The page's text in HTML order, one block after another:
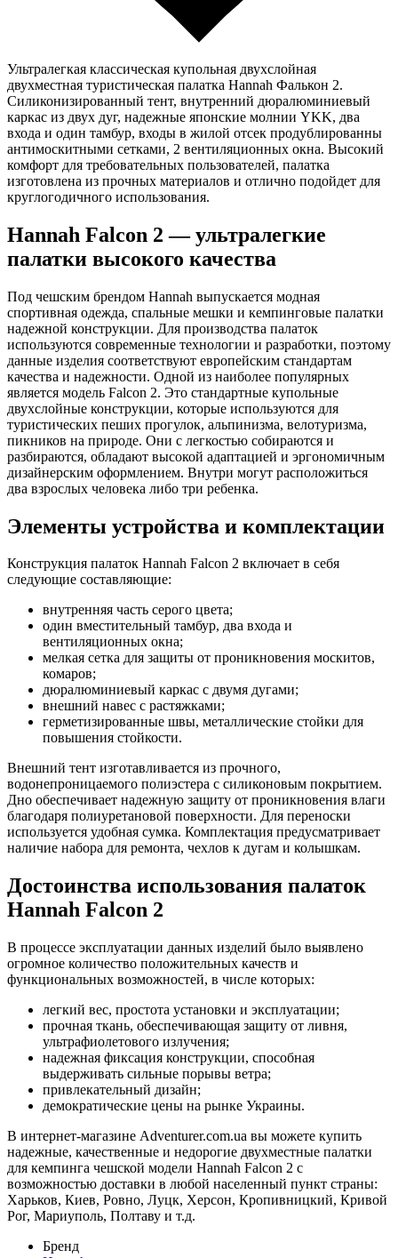
Ультралегкая классическая купольная двухслойная
двухместная туристическая палатка Hannah Фалькон 2.
Силиконизированный тент, внутренний дюралюминиевый
каркас из двух дуг, надежные японские молнии YKK, два
входа и один тамбур, входы в жилой отсек продублированны
антимоскитными сетками, 2 вентиляционных окна. Высокий
комфорт для требовательных пользователей, палатка
изготовлена из прочных материалов и отлично подойдет для
круглогодичного использования.
Hannah Falcon 2 — ультралегкие
палатки высокого качества
Под чешским брендом Hannah выпускается модная
спортивная одежда, спальные мешки и кемпинговые палатки
надежной конструкции. Для производства палаток
используются современные технологии и разработки, поэтому
данные изделия соответствуют европейским стандартам
качества и надежности. Одной из наиболее популярных
является модель Falcon 2. Это стандартные купольные
двухслойные конструкции, которые используются для
туристических пеших прогулок, альпинизма, велотуризма,
пикников на природе. Они с легкостью собираются и
разбираются, обладают высокой адаптацией и эргономичным
дизайнерским оформлением. Внутри могут расположиться
два взрослых человека либо три ребенка.
Элементы устройства и комплектации
Конструкция палаток Hannah Falcon 2 включает в себя
следующие составляющие:
внутренняя часть серого цвета;
один вместительный тамбур, два входа и
вентиляционных окна;
мелкая сетка для защиты от проникновения москитов,
комаров;
дюралюминиевый каркас с двумя дугами;
внешний навес с растяжками;
герметизированные швы, металлические стойки для
повышения стойкости.
Внешний тент изготавливается из прочного,
водонепроницаемого полиэстера с силиконовым покрытием.
Дно обеспечивает надежную защиту от проникновения влаги
благодаря полиуретановой поверхности. Для переноски
используется удобная сумка. Комплектация предусматривает
наличие набора для ремонта, чехлов к дугам и колышкам.
Достоинства использования палаток
Hannah Falcon 2
В процессе эксплуатации данных изделий было выявлено
огромное количество положительных качеств и
функциональных возможностей, в числе которых:
легкий вес, простота установки и эксплуатации;
прочная ткань, обеспечивающая защиту от ливня,
ультрафиолетового излучения;
надежная фиксация конструкции, способная
выдерживать сильные порывы ветра;
привлекательный дизайн;
демократические цены на рынке Украины.
В интернет-магазине Adventurer.com.ua вы можете купить
надежные, качественные и недорогие двухместные палатки
для кемпинга чешской модели Hannah Falcon 2 с
возможностью доставки в любой населенный пункт страны:
Харьков, Киев, Ровно, Луцк, Херсон, Кропивницкий, Кривой
Рог, Мариуполь, Полтаву и т.д.
Бренд